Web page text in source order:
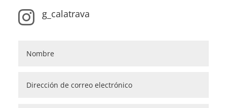
 g_calatrava